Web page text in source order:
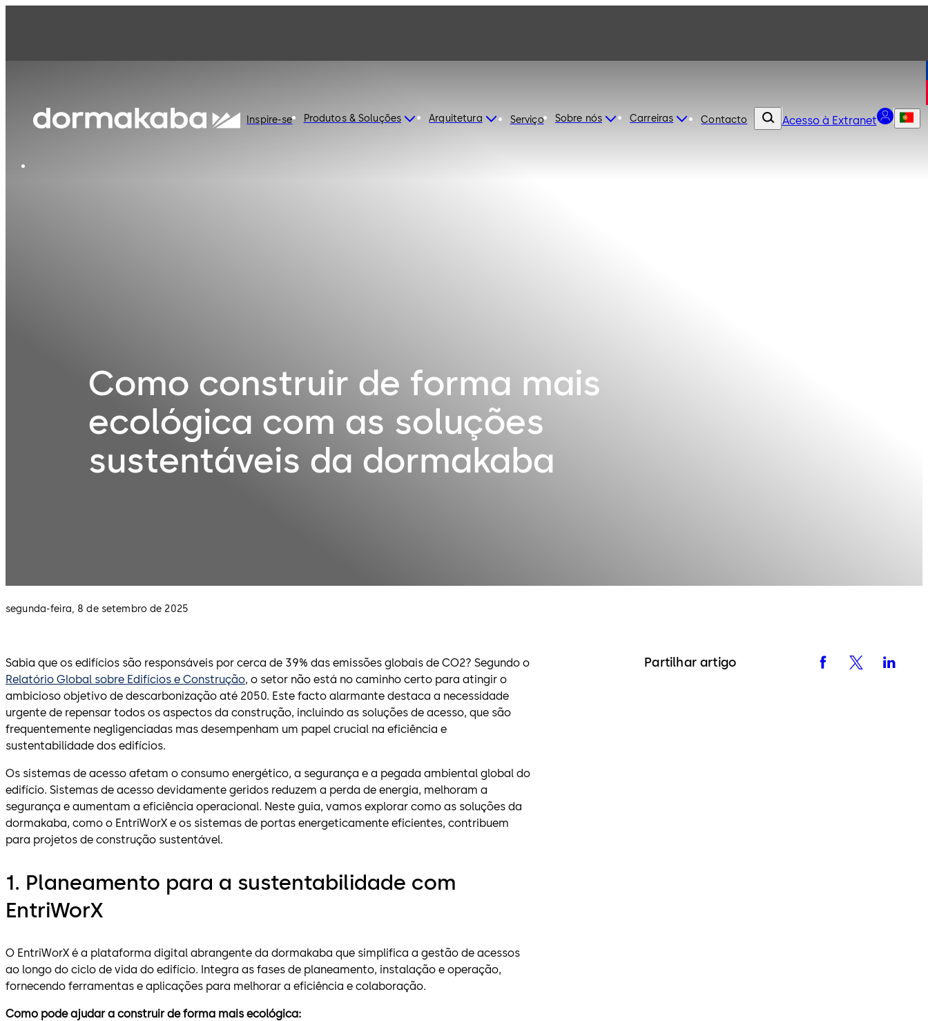
Inspire-se Produtos & Soluções Arquitetura Serviço Sobre nós Carreiras Contacto Acesso à Extranet
Como construir de forma mais
ecológica com as soluções
sustentáveis da dormakaba
segunda-feira, 8 de setembro de 2025
Sabia que os edifícios são responsáveis por cerca de 39% das emissões globais de CO2? Segundo o
Relatório Global sobre Edifícios e Construção, o setor não está no caminho certo para atingir o
ambicioso objetivo de descarbonização até 2050. Este facto alarmante destaca a necessidade
urgente de repensar todos os aspectos da construção, incluindo as soluções de acesso, que são
frequentemente negligenciadas mas desempenham um papel crucial na eficiência e
sustentabilidade dos edifícios.
Os sistemas de acesso afetam o consumo energético, a segurança e a pegada ambiental global do
edifício. Sistemas de acesso devidamente geridos reduzem a perda de energia, melhoram a
segurança e aumentam a eficiência operacional. Neste guia, vamos explorar como as soluções da
dormakaba, como o EntriWorX e os sistemas de portas energeticamente eficientes, contribuem
para projetos de construção sustentável.
1. Planeamento para a sustentabilidade com
EntriWorX
O EntriWorX é a plataforma digital abrangente da dormakaba que simplifica a gestão de acessos
ao longo do ciclo de vida do edifício. Integra as fases de planeamento, instalação e operação,
fornecendo ferramentas e aplicações para melhorar a eficiência e colaboração.
Como pode ajudar a construir de forma mais ecológica:
Partilhar artigo